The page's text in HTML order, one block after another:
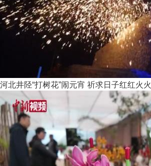
河北井陉“打树花”闹元宵 祈求日子红红火火